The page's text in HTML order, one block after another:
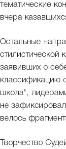
тематические
вчера
Остальные
стилистической
заявивших о
классификацию
школа",
не
велось
Творчество